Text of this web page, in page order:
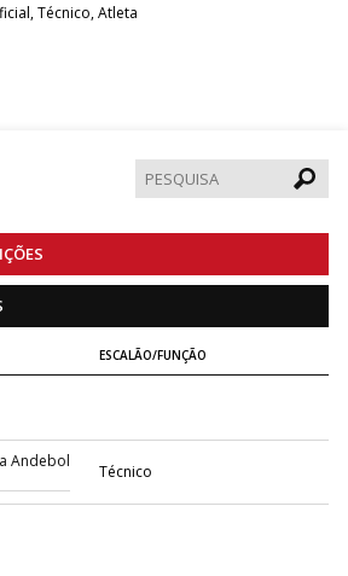
Técnico, Atleta
ESCALÃO/FUNÇÃO
Andebol
Técnico